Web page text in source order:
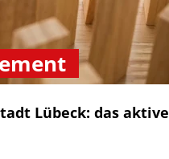
Lübeck: das aktive